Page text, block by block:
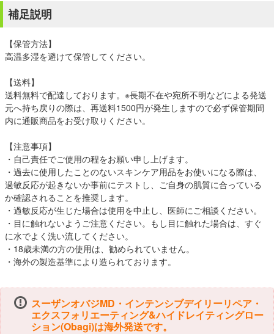
補足説明
【保管方法】
高温多湿を避けて保管してください。
【送料】
送料無料で配達しております。※長期不在や宛所不明などによる発送
元へ持ち戻りの際は、再送料1500円が発生しますので必ず保管期間
内に通販商品をお受け取りください。
【注意事項】
・自己責任でご使用の程をお願い申し上げます。
・過去に使用したことのないスキンケア用品をお使いになる際は、
過敏反応が起きないか事前にテストし、ご自身の肌質に合っている
か確認されることを推奨します。
・過敏反応が生じた場合は使用を中止し、医師にご相談ください。
・目に触れないようご注意ください。もし目に触れた場合は、すぐ
に水でよく洗い流してください。
・18歳未満の方の使用は、勧められていません。
・海外の製造基準により造られております。
スーザンオバジMD・インテンシブデイリーリペア・
エクスフォリエーティング&ハイドレイティングロー
ション(Obagi)は海外発送です。